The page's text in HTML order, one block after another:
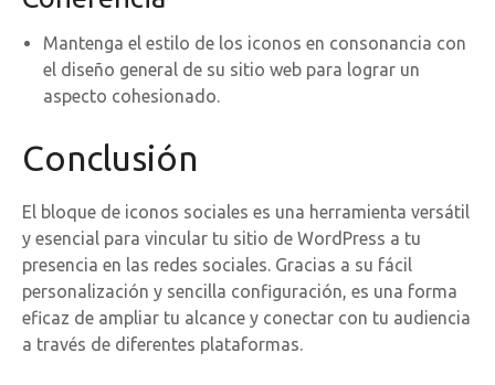
Mantenga el estilo de los iconos en consonancia con
el diseño general de su sitio web para lograr un
aspecto cohesionado.
Conclusión
El bloque de iconos sociales es una herramienta versátil
y esencial para vincular tu sitio de WordPress a tu
presencia en las redes sociales. Gracias a su fácil
personalización y sencilla configuración, es una forma
eficaz de ampliar tu alcance y conectar con tu audiencia
a través de diferentes plataformas.